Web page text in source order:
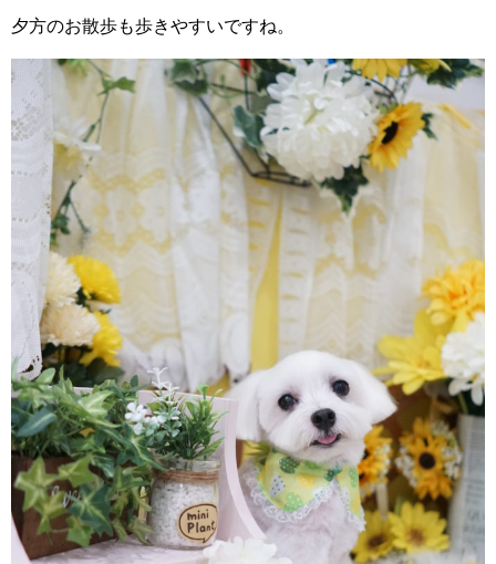
夕方のお散歩も歩きやすいですね。